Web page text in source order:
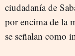
ciudadanía de
por encima de la
se señalan como